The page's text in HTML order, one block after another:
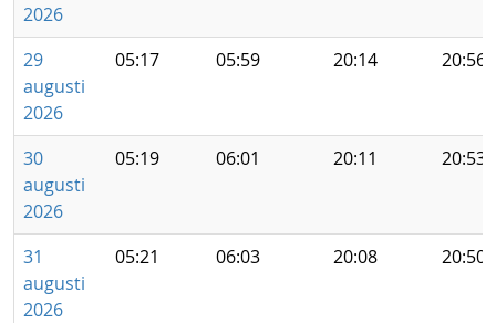
2026
29
augusti
2026
05:17 05:59 20:14 20:56
30
augusti
2026
05:19 06:01 20:11 20:53
31
augusti
2026
05:21 06:03 20:08 20:50